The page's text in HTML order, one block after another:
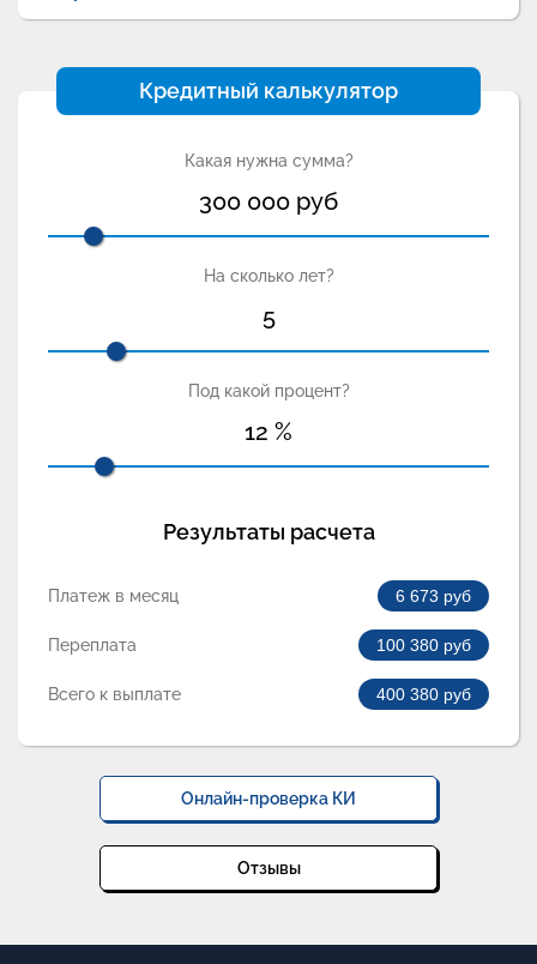
Кредитный калькулятор
Какая нужна сумма?
300 000 руб
На сколько лет?
5
Под какой процент?
12 %
Результаты расчета
Платеж в месяц 6 673 руб
Переплата 100 380 руб
Всего к выплате 400 380 руб
Онлайн-проверка КИ
Отзывы